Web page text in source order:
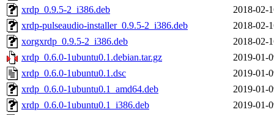
xrdp_0.9.5-2_i386.deb
2018-02-
xrdp-pulseaudio-installer_0.9.5-2_i386.deb
2018-02-
xorgxrdp_0.9.5-2_i386.deb
2018-02-
xrdp_0.6.0-1ubuntu0.1.debian.tar.gz
2019-01-
xrdp_0.6.0-1ubuntu0.1.dsc
2019-01-
xrdp_0.6.0-1ubuntu0.1_amd64.deb
2019-01-
xrdp_0.6.0-1ubuntu0.1_i386.deb
2019-01-